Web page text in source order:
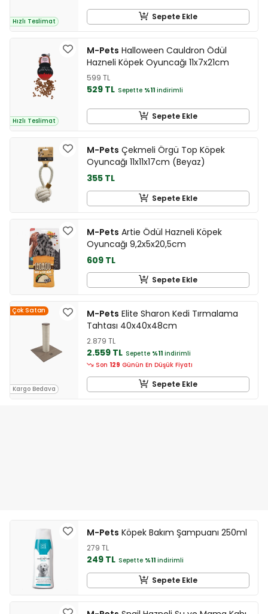
Hızlı Teslimat Sepete Ekle
Hızlı Teslimat
M-Pets Halloween Cauldron Ödül
Hazneli Köpek Oyuncağı 11x7x21cm
599 TL
529 TL Sepette %11 indirimli
Sepete Ekle
M-Pets Çekmeli Örgü Top Köpek
Oyuncağı 11x11x17cm (Beyaz)
355 TL
Sepete Ekle
M-Pets Artie Ödül Hazneli Köpek
Oyuncağı 9,2x5x20,5cm
609 TL
Sepete Ekle
Çok Satan
Kargo Bedava
M-Pets Elite Sharon Kedi Tırmalama
Tahtası 40x40x48cm
2.879 TL
2.559 TL Sepette %11 indirimli
Son 129 Günün En Düşük Fiyatı
Sepete Ekle
M-Pets Köpek Bakım Şampuanı 250ml
279 TL
249 TL Sepette %11 indirimli
Sepete Ekle